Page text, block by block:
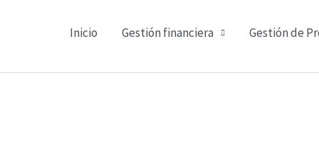
Inicio Gestión financiera Gestión de